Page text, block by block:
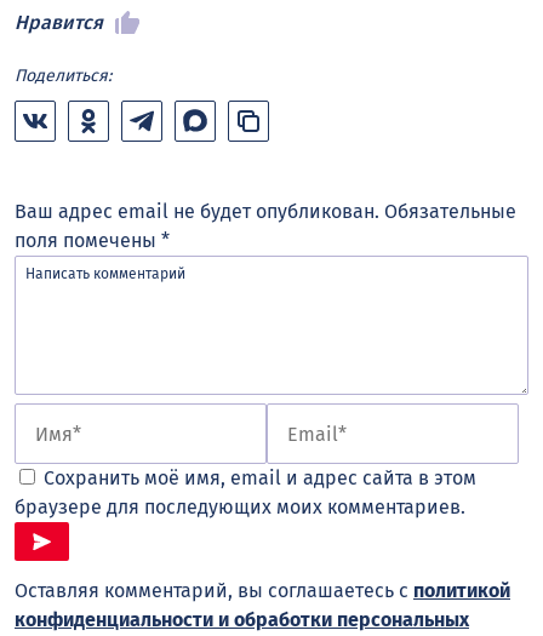
Нравится
Поделиться:
Ваш адрес email не будет опубликован. Обязательные
поля помечены *
Сохранить моё имя, email и адрес сайта в этом
браузере для последующих моих комментариев.
Оставляя комментарий, вы соглашаетесь с политикой
конфиденциальности и обработки персональных